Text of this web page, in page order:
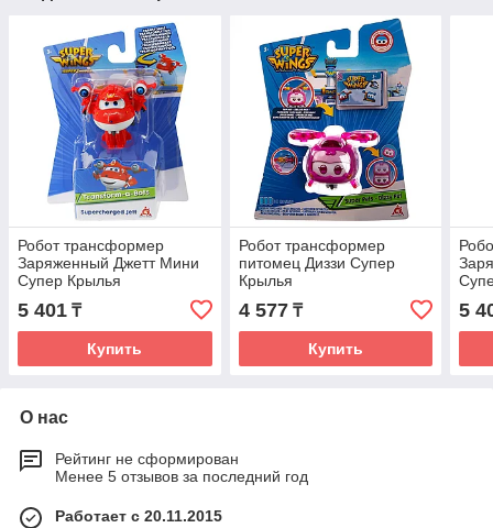
Робот трансформер
Заряженный Джетт Мини
Супер Крылья
5 401 ₸
Купить
Робот трансформер
питомец Диззи Супер
Крылья
4 577₸
Купить
5
О нас
Рейтинг не сформирован
Менее 5 отзывов за последний год
Работает с 20.11.2015